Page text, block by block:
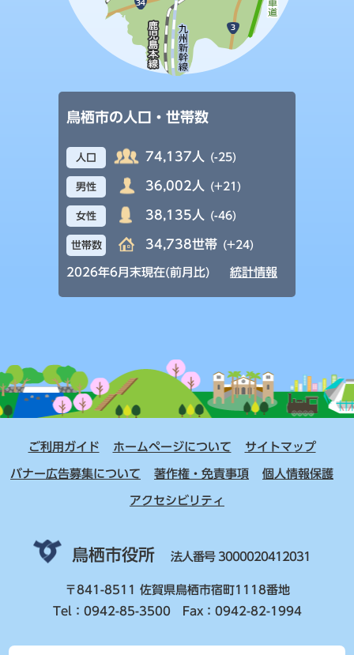
鳥栖市の人口・世帯数
人口 74,137人 (-25)
男性 36,002人 (+21)
女性 38,135人 (-46)
世帯数 34,738世帯 (+24)
2026年6月末現在(前月比) 統計情報
ご利用ガイド ホームページについて サイトマップ
バナー広告募集について 著作権・免責事項 個人情報保護
アクセシビリティ
鳥栖市役所 法人番号 3000020412031
〒841-8511 佐賀県鳥栖市宿町1118番地
Tel：0942-85-3500 Fax：0942-82-1994